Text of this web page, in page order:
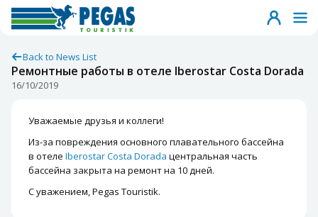
Back to News List
Ремонтные работы в отеле Iberostar Costa Dorada
16/10/2019
Уважаемые друзья и коллеги!
Из-за повреждения основного плавательного бассейна
в отеле Iberostar Costa Dorada центральная часть
бассейна закрыта на ремонт на 10 дней.
С уважением, Pegas Touristik.